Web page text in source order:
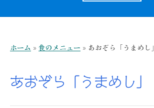
ホーム » 食のメニュー » あおぞら「うまめし」
あおぞら「うまめし」